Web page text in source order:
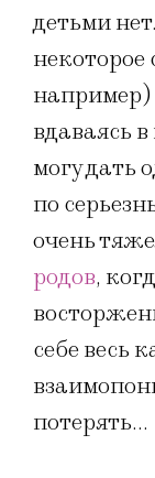
детьми
некоторое
например)
вдаваясь
могу дать
по
очень
родов,
себе весь
потерять…